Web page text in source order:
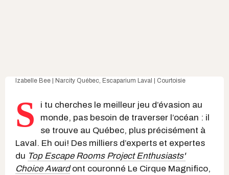
Izabelle Bee | Narcity Québec , Escaparium Laval | Courtoisie
S
i tu cherches le meilleur jeu d’évasion au
monde, pas besoin de traverser l’océan : il
se trouve au Québec, plus précisément à
Laval. Eh oui! Des milliers d’experts et expertes
du Top Escape Rooms Project Enthusiasts'
Choice Awardont couronné Le Cirque Magnifico,